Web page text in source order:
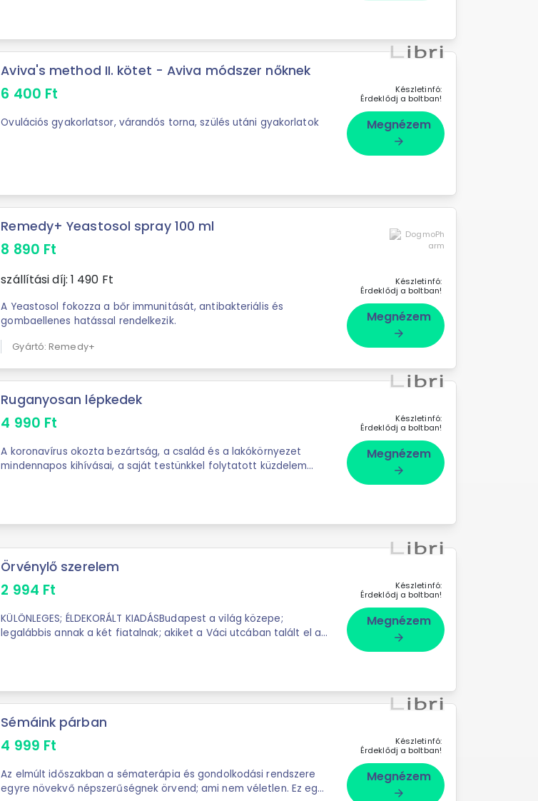
Aviva's method II. kötet - Aviva módszer nőknek
6 400 Ft
Ovulációs gyakorlatsor, várandós torna, szülés utáni gyakorlatok
Készletinfó:
Érdeklődj a boltban!
Megnézem
arrow_forward
Remedy+ Yeastosol spray 100 ml
8 890 Ft
szállítási díj: 1 490 Ft
A Yeastosol fokozza a bőr immunitását, antibakteriális és
gombaellenes hatással rendelkezik.
Gyártó: Remedy+
Készletinfó:
Érdeklődj a boltban!
Megnézem
arrow_forward
Ruganyosan lépkedek
4 990 Ft
A koronavírus okozta bezártság, a család és a lakókörnyezet
mindennapos kihívásai, a saját testünkkel folytatott küzdelem
Készletinfó:
Érdeklődj a boltban!
Megnézem
arrow_forward
Örvénylő szerelem
2 994 Ft
KÜLÖNLEGES; ÉLDEKORÁLT KIADÁSBudapest a világ közepe;
legalábbis annak a két fiatalnak; akiket a Váci utcában talált el a
Készletinfó:
Érdeklődj a boltban!
Megnézem
arrow_forward
Sémáink párban
4 999 Ft
Az elmúlt időszakban a sématerápia és gondolkodási rendszere
egyre növekvő népszerűségnek örvend; ami nem véletlen. Ez egy
Készletinfó:
Érdeklődj a boltban!
Megnézem
arrow_forward